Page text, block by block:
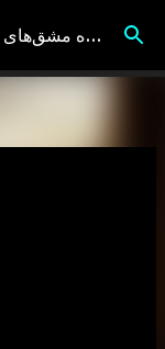
کامرانیه CAMRANIE; سیاه مشق‌های کامران شیبانی